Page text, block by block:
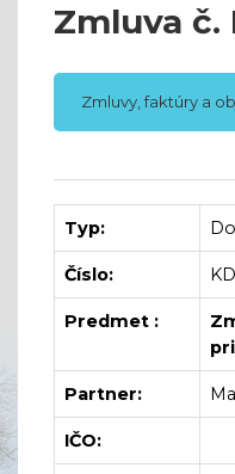
Zmluva č.
Zmluvy, faktúry a
Typ:
Číslo:
Predmet :
Partner:
IČO: